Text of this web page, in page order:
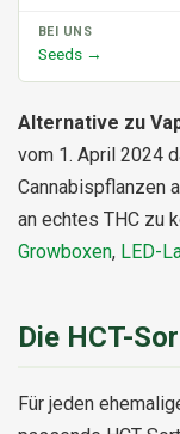
Seeds →
Alternative zu
vom 1. April 2024
Cannabispflanzen
an echtes THC zu
Growboxen, LED-
Die HCT-
Für jeden